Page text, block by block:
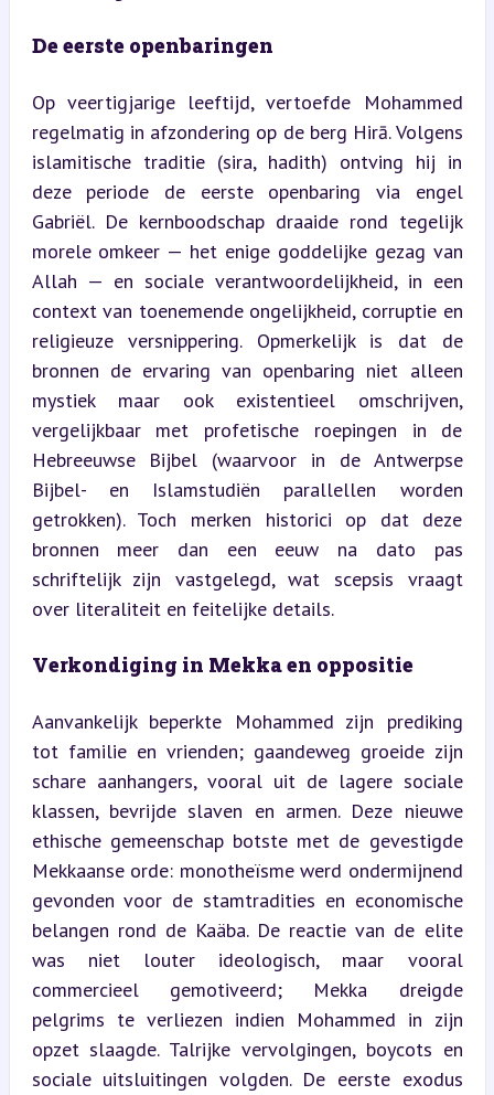
De eerste openbaringen
Op veertigjarige leeftijd, vertoefde Mohammed
regelmatig in afzondering op de berg Hirā. Volgens
islamitische traditie (sira, hadith) ontving hij in
deze periode de eerste openbaring via engel
Gabriël. De kernboodschap draaide rond tegelijk
morele omkeer — het enige goddelijke gezag van
Allah — en sociale verantwoordelijkheid, in een
context van toenemende ongelijkheid, corruptie en
religieuze versnippering. Opmerkelijk is dat de
bronnen de ervaring van openbaring niet alleen
mystiek maar ook existentieel omschrijven,
vergelijkbaar met profetische roepingen in de
Hebreeuwse Bijbel (waarvoor in de Antwerpse
Bijbel- en Islamstudiën parallellen worden
getrokken). Toch merken historici op dat deze
bronnen meer dan een eeuw na dato pas
schriftelijk zijn vastgelegd, wat scepsis vraagt
over literaliteit en feitelijke details.
Verkondiging in Mekka en oppositie
Aanvankelijk beperkte Mohammed zijn prediking
tot familie en vrienden; gaandeweg groeide zijn
schare aanhangers, vooral uit de lagere sociale
klassen, bevrijde slaven en armen. Deze nieuwe
ethische gemeenschap botste met de gevestigde
Mekkaanse orde: monotheïsme werd ondermijnend
gevonden voor de stamtradities en economische
belangen rond de Kaäba. De reactie van de elite
was niet louter ideologisch, maar vooral
commercieel gemotiveerd; Mekka dreigde
pelgrims te verliezen indien Mohammed in zijn
opzet slaagde. Talrijke vervolgingen, boycots en
sociale uitsluitingen volgden. De eerste exodus